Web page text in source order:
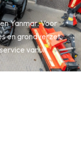
Yanmar. Voor
en grondverzet,
vanuit